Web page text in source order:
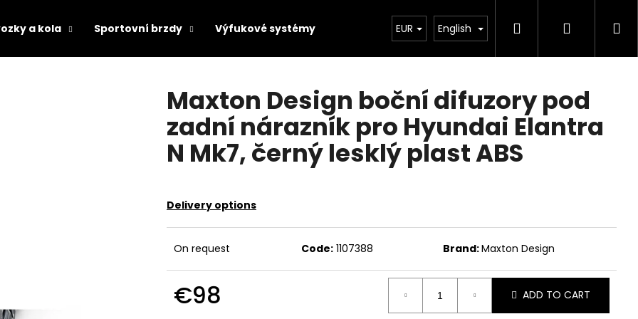
a kola Sportovní brzdy Výfukové systémy Chiptuning Projekty Exteriér Ostatní
EUR English SearchLogin
Maxton Design boční difuzory pod
zadní nárazník pro Hyundai Elantra
N Mk7, černý lesklý plast ABS
Delivery options
On request Code: 1107388 Brand:Maxton Design
€98 ADD TO CART
SEARCH
Next